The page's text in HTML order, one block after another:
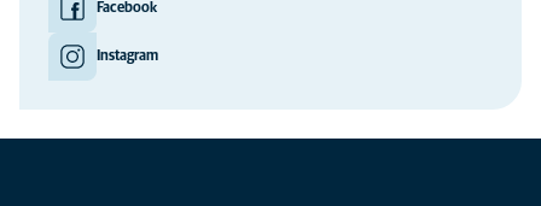
Facebook
Instagram